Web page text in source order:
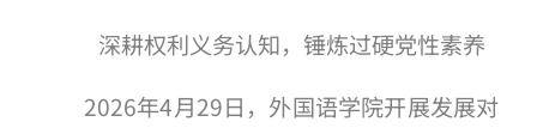
深耕权利义务认知，锤炼过硬党性素养
2026年4月29日，外国语学院开展发展对